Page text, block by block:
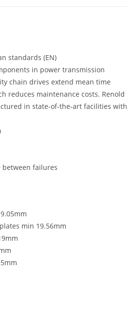
standards (EN)
in power transmission
chain drives extend mean time
reduces maintenance costs. Renold
in state-of-the-art facilities with
between failures
min 19.56mm